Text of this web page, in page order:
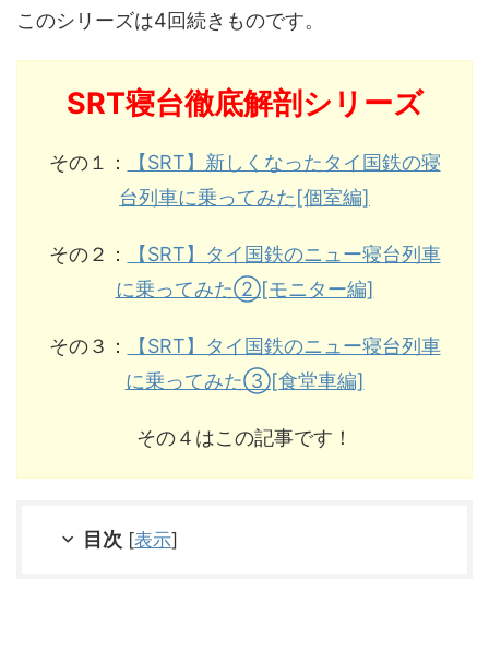
このシリーズは4回続きものです。
SRT寝台徹底解剖シリーズ
その１：
【SRT】新しくなったタイ国鉄の寝
台列車に乗ってみた[個室編]
その２：
【SRT】タイ国鉄のニュー寝台列車
に乗ってみた②[モニター編]
その３：
【SRT】タイ国鉄のニュー寝台列車
に乗ってみた③[食堂車編]
その４はこの記事です！
目次 [表示]